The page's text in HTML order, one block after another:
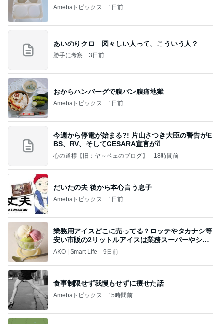
Amebaトピックス 1日前
あいのりクロ 図々しい人って、こういう人？
勝手に考察 3日前
おからハンバーグで腹パン腹痛地獄
Amebaトピックス 1日前
今週から停電が始まる?! 片山さつき大臣の警告がE
BS、RV、そしてGESARA宣言が⁈
心の道標【旧：ヤ～ベェのブログ】 18時間前
だいたの夫 後から本心言う息子
Amebaトピックス 1日前
業務用アイスどこに売ってる？ロッテやタカナシ等
安い市販の2リットルアイスは業務スーパーやシャ
トレ
AKO | Smart Life 9日前
食事制限せず我慢もせずに痩せた話
Amebaトピックス 15時間前